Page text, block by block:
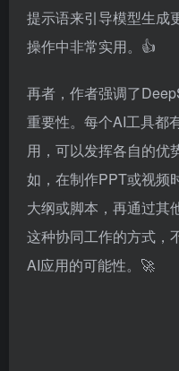
提示语来引导模型生成
操作中非常实用。👍
再者，作者强调了
重要性。每个AI工具都
用，可以发挥各自的优
如，在制作PPT或视频
大纲或脚本，再通过其
这种协同工作的方式，
AI应用的可能性。🚀